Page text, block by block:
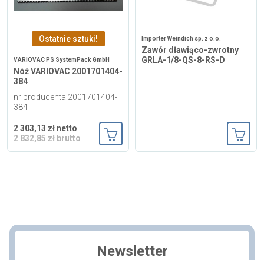
Ostatnie sztuki!
VARIOVAC PS SystemPack GmbH
Nóż VARIOVAC 2001701404-
384
nr producenta 2001701404-
384
2 303,13 zł netto
2 832,85 zł brutto
Dodaj do koszyka
Importer Weindich sp. z o.o.
Zawór dławiąco-zwrotny
GRLA-1/8-QS-8-RS-D
Newsletter